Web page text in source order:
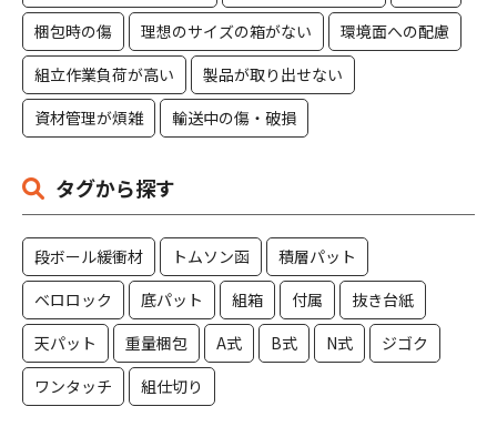
梱包時の傷
理想のサイズの箱がない
環境面への配慮
組立作業負荷が高い
製品が取り出せない
資材管理が煩雑
輸送中の傷・破損
タグから探す
段ボール緩衝材 トムソン函
積層パット
ベロロック
底パット 組箱 付属
抜き台紙
天パット
重量梱包 A式 B式 N式
ジゴク
ワンタッチ
組仕切り